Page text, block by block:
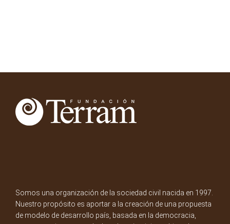
Somos una organización de la sociedad civil nacida en 1997.
Nuestro propósito es aportar a la creación de una propuesta
de modelo de desarrollo país, basada en la democracia,